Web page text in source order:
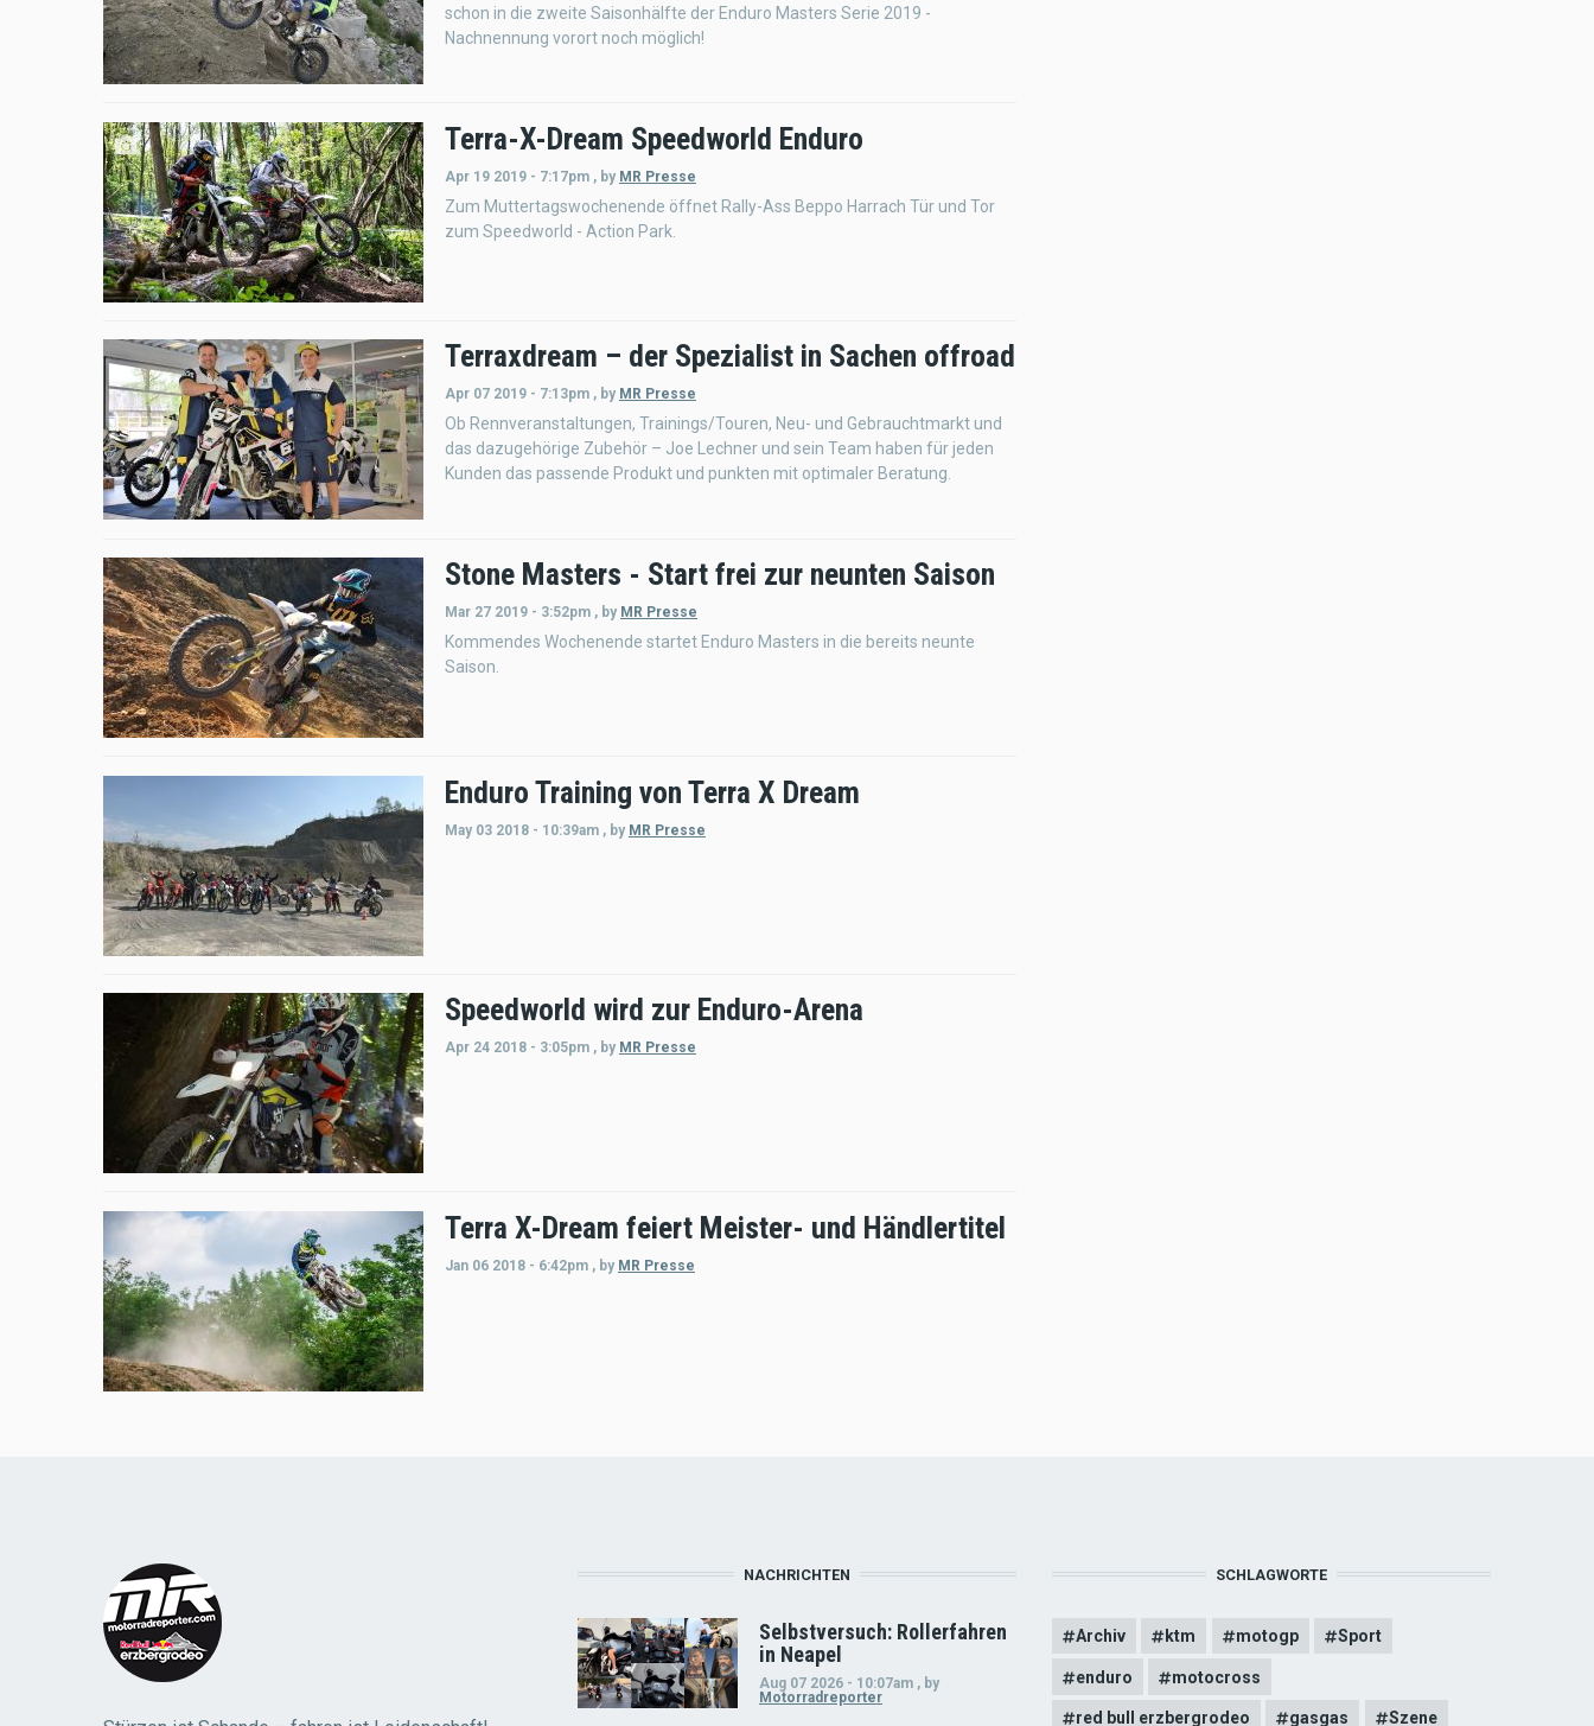
schon in die zweite Saisonhälfte der Enduro Masters Serie 2019 -
Nachnennung vorort noch möglich!
Terra-X-Dream Speedworld Enduro
Apr 19 2019 - 7:17pm , by MR Presse
Zum Muttertagswochenende öffnet Rally-Ass Beppo Harrach Tür und Tor
zum Speedworld - Action Park.
Terraxdream – der Spezialist in Sachen offroad
Apr 07 2019 - 7:13pm , by MR Presse
Ob Rennveranstaltungen, Trainings/Touren, Neu- und Gebrauchtmarkt und
das dazugehörige Zubehör – Joe Lechner und sein Team haben für jeden
Kunden das passende Produkt und punkten mit optimaler Beratung.
Stone Masters - Start frei zur neunten Saison
Mar 27 2019 - 3:52pm , by MR Presse
Kommendes Wochenende startet Enduro Masters in die bereits neunte
Saison.
Enduro Training von Terra X Dream
May 03 2018 - 10:39am , by MR Presse
Speedworld wird zur Enduro-Arena
Apr 24 2018 - 3:05pm , by MR Presse
Terra X-Dream feiert Meister- und Händlertitel
Jan 06 2018 - 6:42pm , by MR Presse
NACHRICHTEN
Selbstversuch: Rollerfahren
in Neapel
Aug 07 2026 - 10:07am , by
Motorradreporter
SCHLAGWORTE
Archiv ktm motogp Sport
enduro motocross
red bull erzbergrodeo gasgas Szene